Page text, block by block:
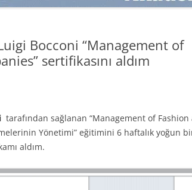
MAĞAZA
VERDIKLERI
PAZARLAMA
SATMAK
Bocconi “Management of
sertifikasını aldım
tarafından sağlanan “Management of Fashion
Yönetimi” eğitimini 6 haftalık yoğun
aldım.